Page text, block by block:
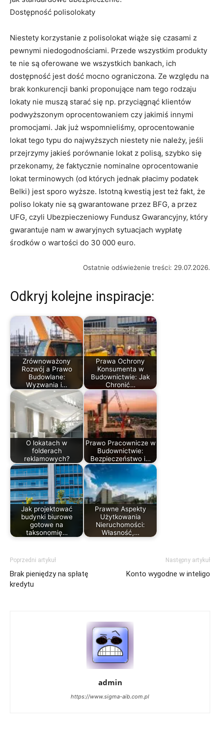
Dostępność polisolokaty
Niestety korzystanie z polisolokat wiąże się czasami z
pewnymi niedogodnościami. Przede wszystkim produkty
te nie są oferowane we wszystkich bankach, ich
dostępność jest dość mocno ograniczona. Ze względu na
brak konkurencji banki proponujące nam tego rodzaju
lokaty nie muszą starać się np. przyciągnąć klientów
podwyższonym oprocentowaniem czy jakimiś innymi
promocjami. Jak już wspomnieliśmy, oprocentowanie
lokat tego typu do najwyższych niestety nie należy, jeśli
przejrzymy jakieś porównanie lokat z polisą, szybko się
przekonamy, że faktycznie nominalne oprocentowanie
lokat terminowych (od których jednak płacimy podatek
Belki) jest sporo wyższe. Istotną kwestią jest też fakt, że
poliso lokaty nie są gwarantowane przez BFG, a przez
UFG, czyli Ubezpieczeniowy Fundusz Gwarancyjny, który
gwarantuje nam w awaryjnych sytuacjach wypłatę
środków o wartości do 30 000 euro.
Ostatnie odświeżenie treści: 29.07.2026.
Odkryj kolejne inspiracje:
Zrównoważony
Rozwój a Prawo
Budowlane:
Wyzwania i…
Prawa Ochrony
Konsumenta w
Budownictwie: Jak
Chronić…
O lokatach w
folderach
reklamowych?
Prawo Pracownicze w
Budownictwie:
Bezpieczeństwo i…
Jak projektować
budynki biurowe
gotowe na
taksonomię…
Prawne Aspekty
Użytkowania
Nieruchomości:
Własność,…
Poprzedni artykuł
Brak pieniędzy na spłatę
kredytu
Następny artykuł
Konto wygodne w inteligo
admin
https://www.sigma-aib.com.pl